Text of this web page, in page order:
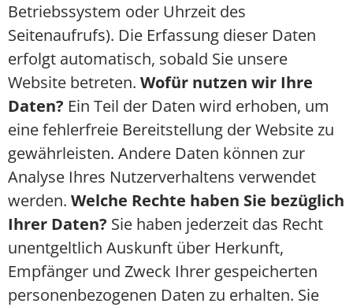
Betriebssystem oder Uhrzeit des
Seitenaufrufs). Die Erfassung dieser Daten
erfolgt automatisch, sobald Sie unsere
Website betreten. Wofür nutzen wir Ihre
Daten? Ein Teil der Daten wird erhoben, um
eine fehlerfreie Bereitstellung der Website zu
gewährleisten. Andere Daten können zur
Analyse Ihres Nutzerverhaltens verwendet
werden. Welche Rechte haben Sie bezüglich
Ihrer Daten? Sie haben jederzeit das Recht
unentgeltlich Auskunft über Herkunft,
Empfänger und Zweck Ihrer gespeicherten
personenbezogenen Daten zu erhalten. Sie